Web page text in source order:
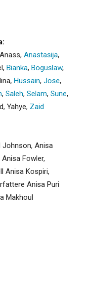
Anass, Anastasija,
, Bianka, Boguslaw,
, Hussain, Jose,
, Saleh, Selam, Sune,
, Yahye, Zaid
Johnson, Anisa
Fowler,
Anisa Kospiri,
Anisa Puri
Makhoul